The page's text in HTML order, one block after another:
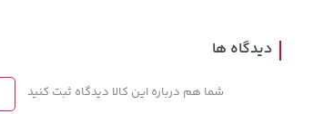
دیدگاه ها
شما هم درباره این کالا دیدگاه ثبت کنید